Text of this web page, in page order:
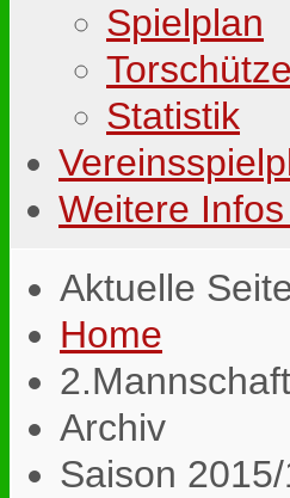
Spielplan
Statistik
Weitere
Aktuelle
Home
2.Mannschaft
Archiv
Saison